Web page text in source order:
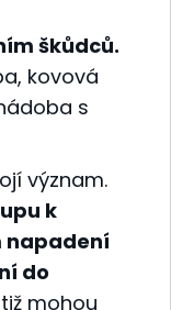
škůdců.
kovová
s
význam.
k
napadení
do
mohou